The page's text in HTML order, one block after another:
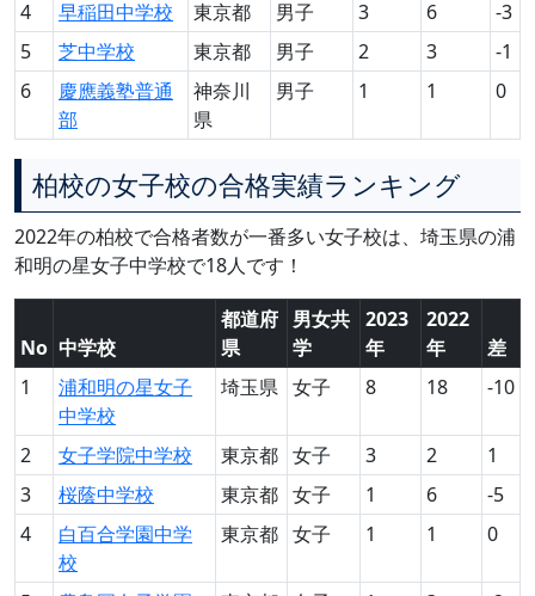
4 早稲田中学校 東京都 男子 3 6
-3
5
芝中学校 東京都 男子 2 3
-1
6
慶應義塾普通
部
神奈川
県
男子 1 1 0
柏校の女子校の合格実績ランキング
2022年の柏校で合格者数が一番多い女子校は、埼玉県の浦
和明の星女子中学校で18人です！
No 中学校
都道府
県
男女共
学
2023
年
2022
年
差
1
浦和明の星女子
中学校
埼玉県 女子 8 18 -10
2 女子学院中学校 東京都 女子 3 2
1
3
桜蔭中学校 東京都 女子 1 6
-5
4
白百合学園中学
校
東京都 女子 1 1 0